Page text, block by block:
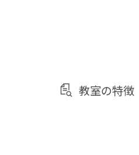
教室の特徴